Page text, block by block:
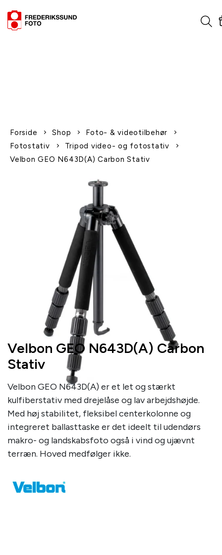
Forside Shop
Foto- & videotilbehør
Fotostativ
Tripod video- og fotostativ
Velbon GEO N643D(A) Carbon Stativ
Velbon GEO N643D(A) Carbon
Stativ
Velbon GEO N643D(A) er et let og stærkt
kulfiberstativ med drejelåse og lav arbejdshøjde.
Med høj stabilitet, fleksibel centerkolonne og
integreret ballasttaske er det ideelt til udendørs
makro- og landskabsfoto også i vind og ujævnt
terræn. Hoved medfølger ikke.